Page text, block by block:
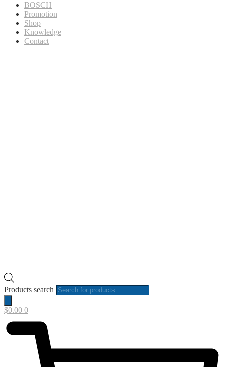
BOSCH
Promotion
Shop
Knowledge
Contact
Products search
$0.00 0